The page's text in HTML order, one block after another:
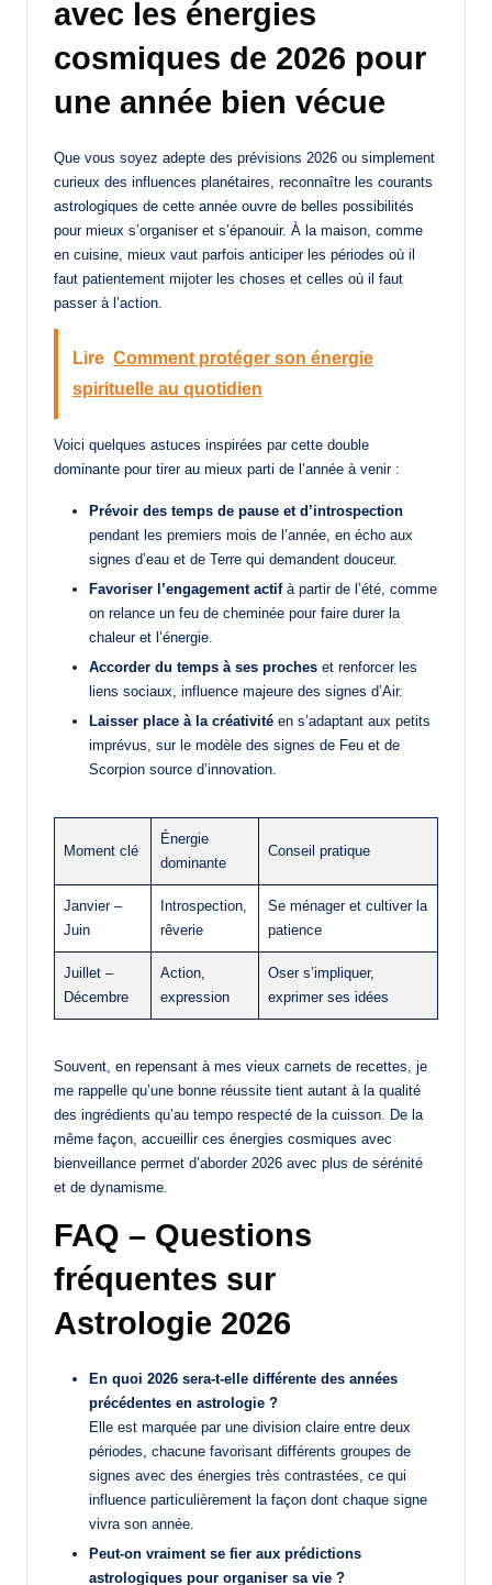
avec les énergies
cosmiques de 2026 pour
une année bien vécue
Que vous soyez adepte des prévisions 2026 ou simplement
curieux des influences planétaires, reconnaître les courants
astrologiques de cette année ouvre de belles possibilités
pour mieux s’organiser et s’épanouir. À la maison, comme
en cuisine, mieux vaut parfois anticiper les périodes où il
faut patientement mijoter les choses et celles où il faut
passer à l’action.
Lire Comment protéger son énergie
spirituelle au quotidien
Voici quelques astuces inspirées par cette double
dominante pour tirer au mieux parti de l’année à venir :
Prévoir des temps de pause et d’introspection
pendant les premiers mois de l’année, en écho aux
signes d’eau et de Terre qui demandent douceur.
Favoriser l’engagement actifà partir de l’été, comme
on relance un feu de cheminée pour faire durer la
chaleur et l’énergie.
Accorder du temps à ses proches et renforcer les
liens sociaux, influence majeure des signes d’Air.
Laisser place à la créativité en s’adaptant aux petits
imprévus, sur le modèle des signes de Feu et de
Scorpion source d’innovation.
Moment clé
Énergie
dominante
Conseil pratique
Janvier –
Juin
Introspection,
rêverie
Se ménager et cultiver la
patience
Juillet –
Décembre
Action,
expression
Oser s’impliquer,
exprimer ses idées
Souvent, en repensant à mes vieux carnets de recettes, je
me rappelle qu’une bonne réussite tient autant à la qualité
des ingrédients qu’au tempo respecté de la cuisson. De la
même façon, accueillir ces énergies cosmiques avec
bienveillance permet d’aborder 2026 avec plus de sérénité
et de dynamisme.
FAQ – Questions
fréquentes sur
Astrologie 2026
En quoi 2026 sera-t-elle différente des années
précédentes en astrologie ?
Elle est marquée par une division claire entre deux
périodes, chacune favorisant différents groupes de
signes avec des énergies très contrastées, ce qui
influence particulièrement la façon dont chaque signe
vivra son année.
Peut-on vraiment se fier aux prédictions
astrologiques pour organiser sa vie ?